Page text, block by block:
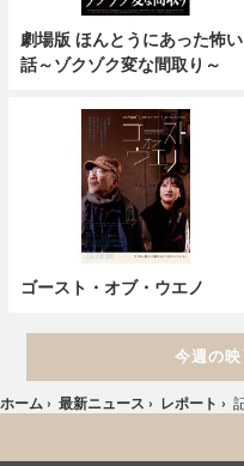
劇場版 ほんとうにあった怖い
話～ゾクゾク変な間取り～
ゴースト・オブ・ウエノ
今週の
ホーム › 最新ニュース › レポート ›